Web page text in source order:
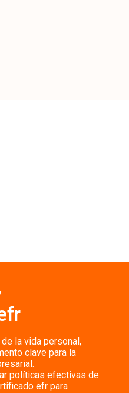
la vida personal,
clave para la
políticas efectivas de
efr para